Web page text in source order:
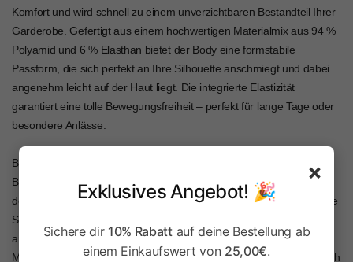
Komfort und wird schnell zu einem unverzichtbaren Bestandteil Ihrer
Garderobe. Gefertigt aus einem hochwertigen Materialmix aus 94 %
Polyamid und 6 % Elasthan bietet der Body eine formstabile
Passform, die sich perfekt an Ihre Silhouette anschmiegt und dabei
angenehm leicht auf der Haut liegt. Die integrierte Elastizität
garantiert eine tolle Bewegungsfreiheit – perfekt für lange Tage oder
besondere Anlässe.
Besonders attraktiv wirkt der schöne Rundhalsausschnitt, der dem
Body eine klassische und gleichzeitig moderne Note verleiht. Dank
der blickdichten Unterlegung müssen Sie sich um Transparenz keine
Sorgen machen – der Body bietet Ihnen jederzeit ein sicheres und
angenehmes Tragegefühl. Mit seinen halblangen Ärmeln ist dieses
Modell nicht nur äußerst praktisch, sondern verleiht Ihrem Outfit auch
×
Exklusives Angebot! 🎉
Sichere dir 10% Rabattauf deine Bestellung ab
einem Einkaufswert von 25,00€.